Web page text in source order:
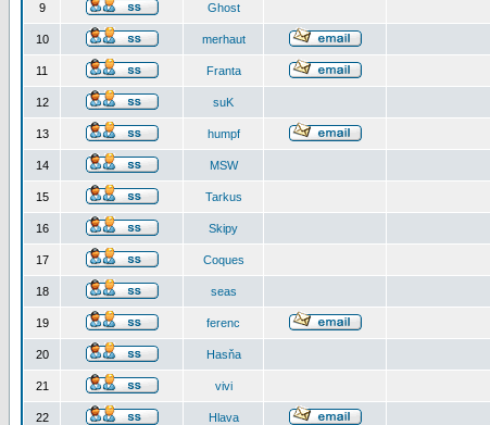
9 Ghost
10 merhaut
11 Franta
12 suK
13 humpf
14 MSW
15 Tarkus
16 Skipy
17 Coques
18 seas
19 ferenc
20 Hasňa
21 vivi
22 Hlava